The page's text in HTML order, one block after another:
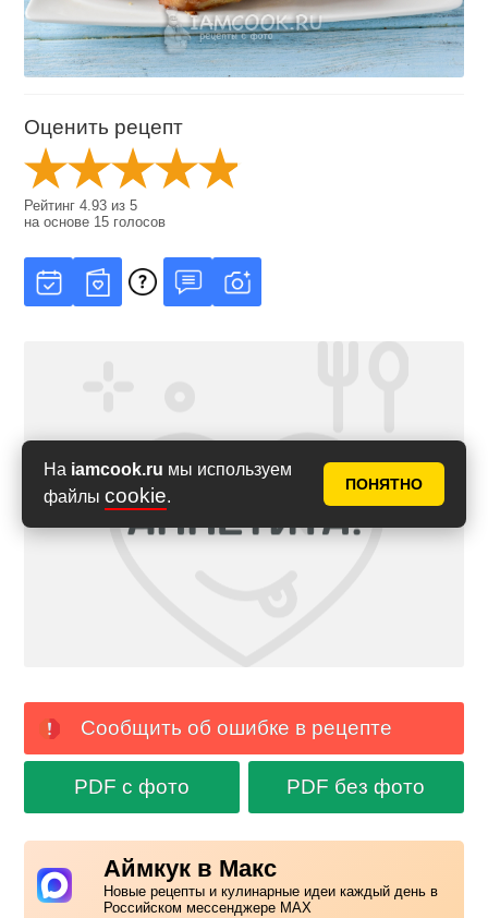
На iamcook.ru мы используем
файлы cookie.
ПОНЯТНО
Оценить рецепт
Рейтинг4.93 из5
на основе 15 голосов
Сообщить об ошибке в рецепте
PDF с фото PDF без фото
Аймкук в Макс
Новые рецепты и кулинарные идеи каждый день в
Российском мессенджере MAX